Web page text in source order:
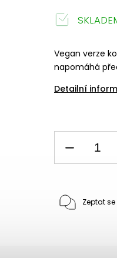
Vegan verze
napomáhá
Detailní
Zeptat se